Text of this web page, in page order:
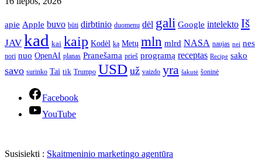
apie Apple buvo būti dirbtinio duomenų dėl gali Google intelekto Iš
JAV kad kai kaip Kodėl ką Metų mln mlrd NASA naujas nei nes
nori nuo OpenAI planas Pranešama prieš programą receptas Recipe sako
savo surinko Tai tik Trumpo USD už vaizdo yra šakutė šoninė
Facebook
YouTube
Susisiekti : Skaitmeninio marketingo agentūra